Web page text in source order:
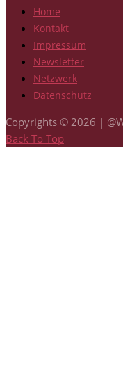
Home
Kontakt
Impressum
Newsletter
Netzwerk
Datenschutz
Copyrights © 2026 |
Back To Top